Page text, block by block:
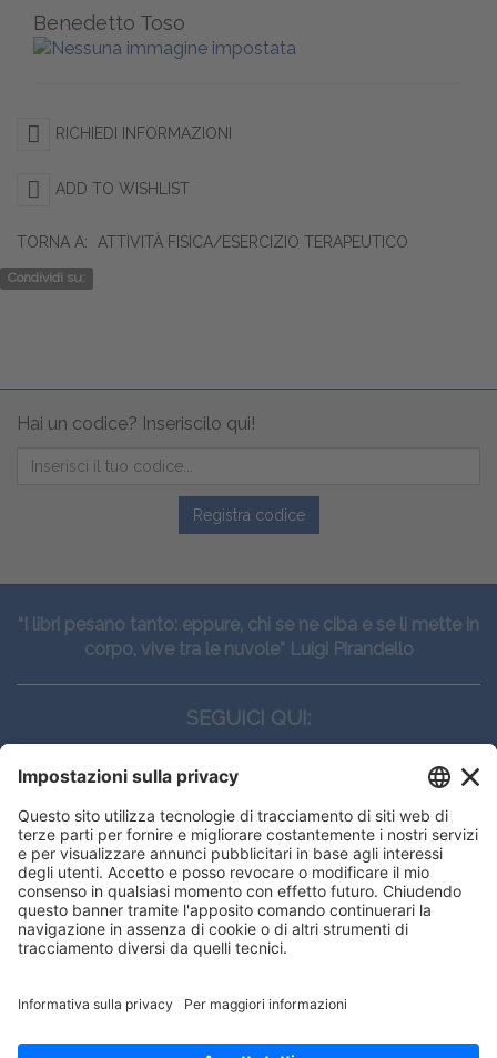
Benedetto Toso
RICHIEDI INFORMAZIONI
ADD TO WISHLIST
TORNA A: ATTIVITÀ FISICA/ESERCIZIO TERAPEUTICO
Condividi su:
Hai un codice? Inseriscilo qui!
Registra codice
“I libri pesano tanto: eppure, chi se ne ciba e se li mette in
corpo, vive tra le nuvole” Luigi Pirandello
SEGUICI QUI:
CONTATTI
Edi.Ermes srl
Viale E. Forlanini, 21 - 20134, Milano
(+39)027021121
E-mail:eeinfo@eenet.it
ORARI
Lunedì — Giovedì: - 08:30 - 13:00 – 14:00 - 17:30
offrirti la migliore navigazione